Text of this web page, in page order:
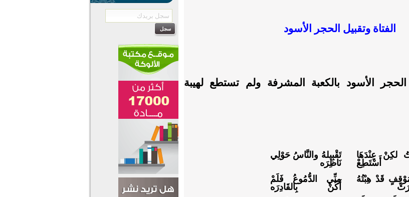
الفتاة وتقبيل الحجر الأسود
الحجر الأسود بالكعبة المشرفة ولم تستطع لهيبة
لكِنْ عِنْدَهَا
أَسْتَطِعْ
تَقْبِيلهُ والنَّاسُ حَوْلِي
نَاظِرَه
قَدْ هِبْتُهُ
مِنِّي الدُّمُوعُ فَلَمْ
أَكُنْ بِالقَادِرَه